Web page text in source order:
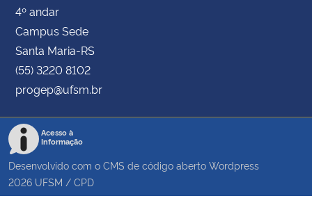
4º andar
Campus Sede
Santa Maria-RS
(55) 3220 8102
progep@ufsm.br
Acesso à
Informação
Desenvolvido com o CMS de código aberto Wordpress
2026 UFSM / CPD